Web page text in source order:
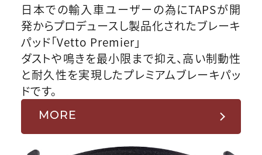
日本での輸入車ユーザーの為にTAPSが開
発からプロデュースし製品化されたブレーキ
パッド「Vetto Premier」
ダストや鳴きを最小限まで抑え、高い制動性
と耐久性を実現したプレミアムブレーキパッ
ドです。
MORE